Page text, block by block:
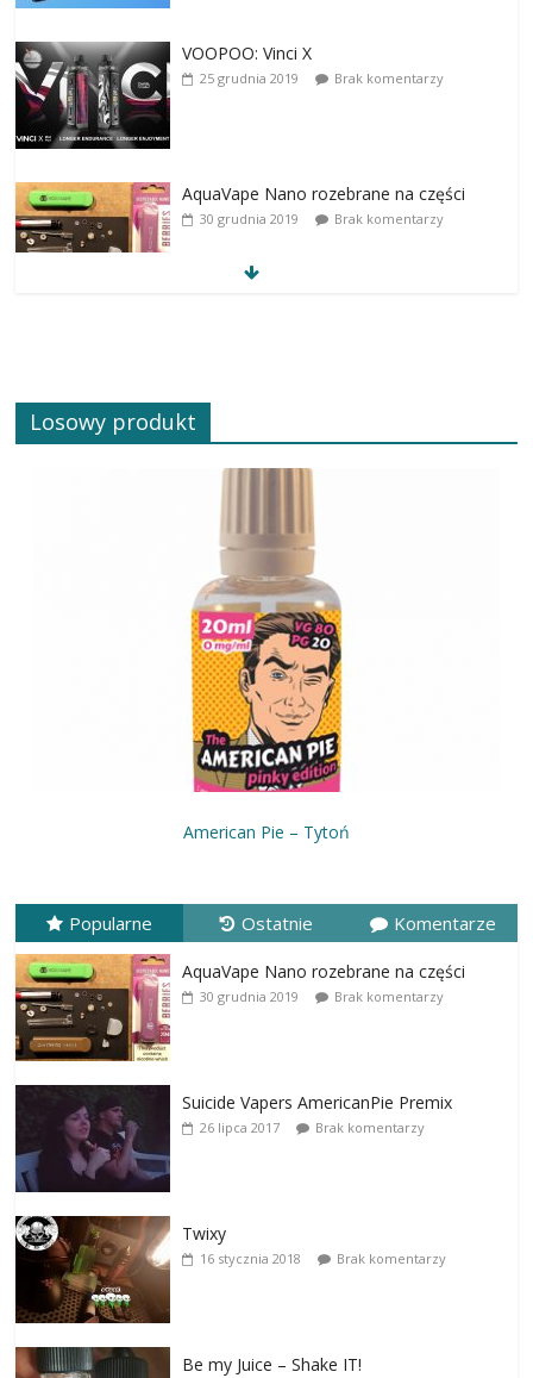
VOOPOO: Vinci X
25 grudnia 2019 Brak komentarzy
AquaVape Nano rozebrane na części
30 grudnia 2019 Brak komentarzy
Losowy produkt
American Pie – Tytoń
Popularne Ostatnie Komentarze
AquaVape Nano rozebrane na części
30 grudnia 2019 Brak komentarzy
Suicide Vapers AmericanPie Premix
26 lipca 2017 Brak komentarzy
Twixy
16 stycznia 2018 Brak komentarzy
Be my Juice – Shake IT!